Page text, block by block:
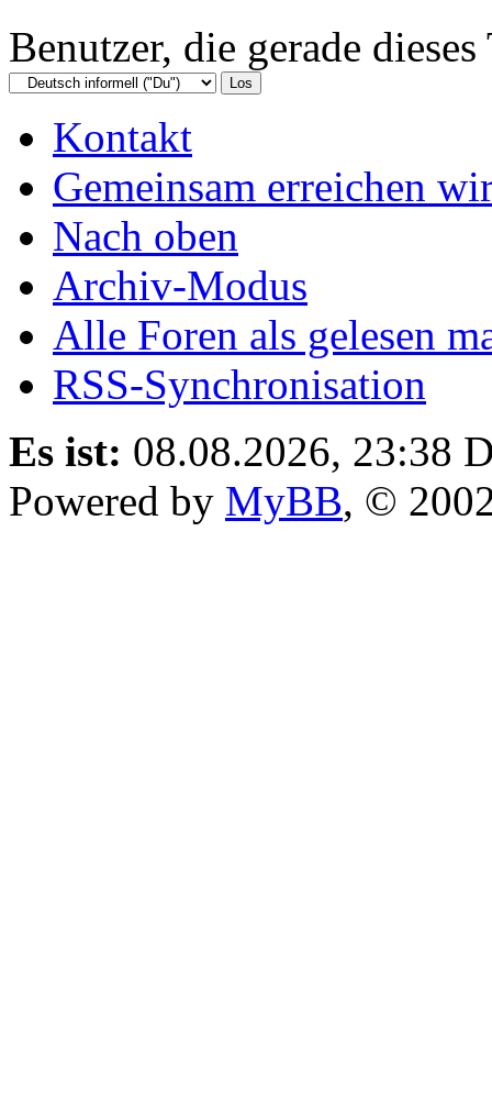
Benutzer, die gerade
Kontakt
Gemeinsam erreichen
Nach oben
Archiv-Modus
Alle Foren als gelesen
RSS-Synchronisation
Es ist: 08.08.2026, 23:38
Powered by MyBB, ©